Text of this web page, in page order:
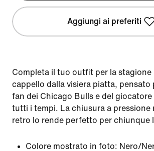
Aggiungi ai preferiti
Completa il tuo outfit per la stagione
cappello dalla visiera piatta, pensato
fan dei Chicago Bulls e del
tutti i tempi. La chiusura a pressione
retro lo rende perfetto per chiunque
Colore mostrato in foto: Nero/